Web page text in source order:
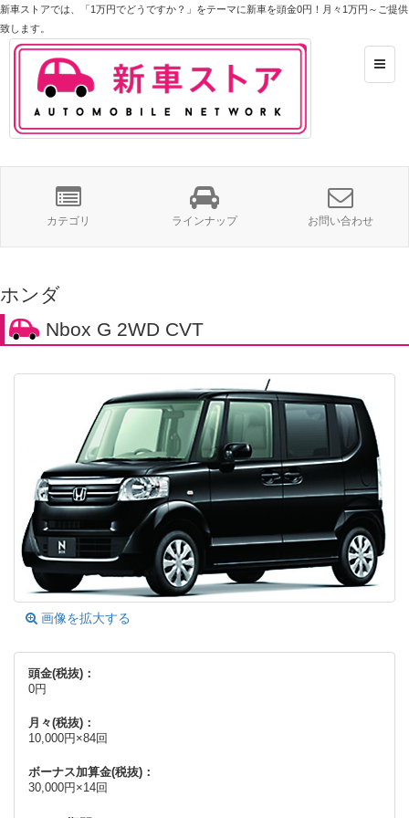
新車ストアでは、「1万円でどうですか？」をテーマに新車を頭金0円！月々1万円～ご提供
致します。
カテゴリ ラインナップ お問い合わせ
ホンダ
Nbox G 2WD CVT
画像を拡大する
頭金(税抜)：
0円
月々(税抜)：
10,000円×84回
ボーナス加算金(税抜)：
30,000円×14回